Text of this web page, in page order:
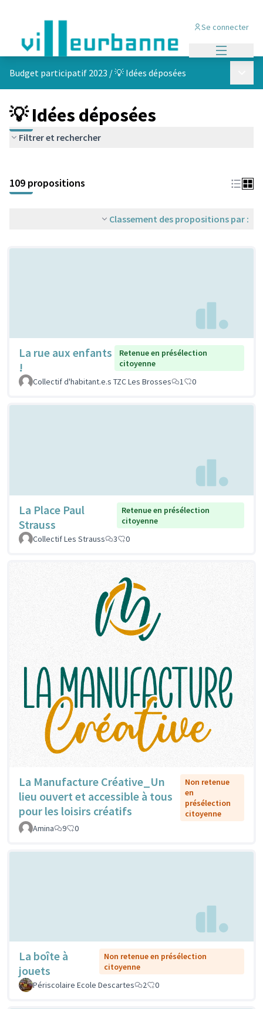
Se connecter
Budget participatif 2023 /💡 Idées déposées
💡 Idées déposées
Filtrer et rechercher
+
−
109 propositions
Classement des propositions par :
La rue aux enfants
!
Retenue en présélection
citoyenne
Collectif d'habitant.e.s TZC Les Brosses
1 0
La Place Paul
Strauss
Retenue en présélection
citoyenne
Collectif Les Strauss
3 0
La Manufacture Créative_Un
lieu ouvert et accessible à tous
pour les loisirs créatifs
Non retenue
en
présélection
citoyenne
Amina
9 0
La boîte à
jouets
Non retenue en présélection
citoyenne
Périscolaire Ecole Descartes
2 0